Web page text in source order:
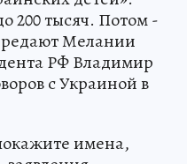
200 тысяч. Потом -
Мелании
РФ Владимир
с Украиной в
имена,